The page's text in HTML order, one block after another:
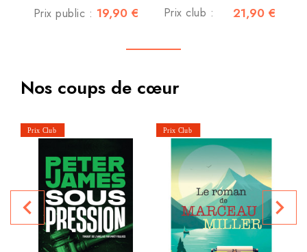
Prix public : 19,90 €
Prix club :
21,90 €
Nos coups de cœur
navigate_before navigate_next